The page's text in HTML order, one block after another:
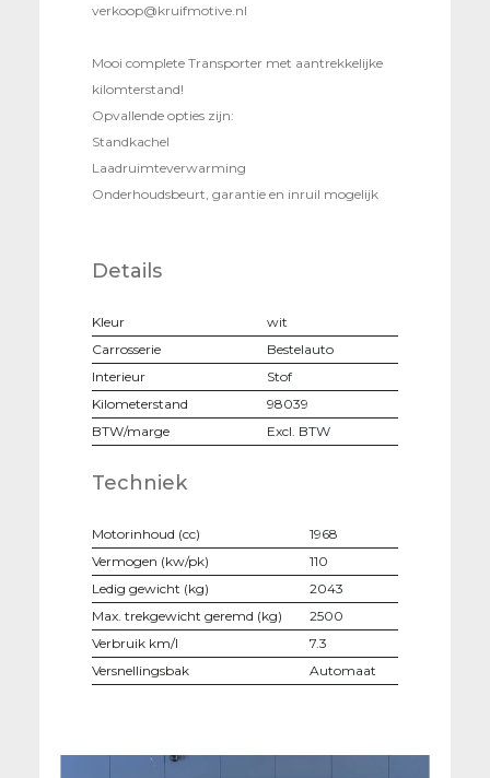
verkoop@kruifmotive.nl
Mooi complete Transporter met aantrekkelijke
kilomterstand!
Opvallende opties zijn:
Standkachel
Laadruimteverwarming
Onderhoudsbeurt, garantie en inruil mogelijk
Details
Kleur
wit
Carrosserie
Bestelauto
Interieur
Stof
Kilometerstand
98039
BTW/marge
Excl. BTW
Techniek
Motorinhoud (cc)
1968
Vermogen (kw/pk)
110
Ledig gewicht (kg)
2043
Max. trekgewicht geremd (kg)
2500
Verbruik km/l
7.3
Versnellingsbak
Automaat